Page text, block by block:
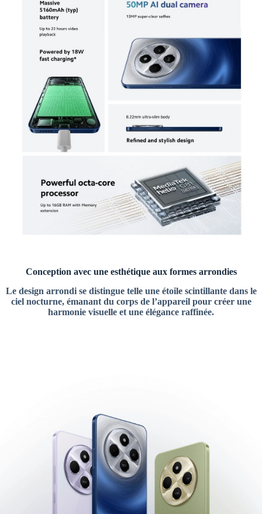
Conception avec une esthétique aux formes arrondies
Le design arrondi se distingue telle une étoile scintillante dans le
ciel nocturne, émanant du corps de l’appareil pour créer une
harmonie visuelle et une élégance raffinée.